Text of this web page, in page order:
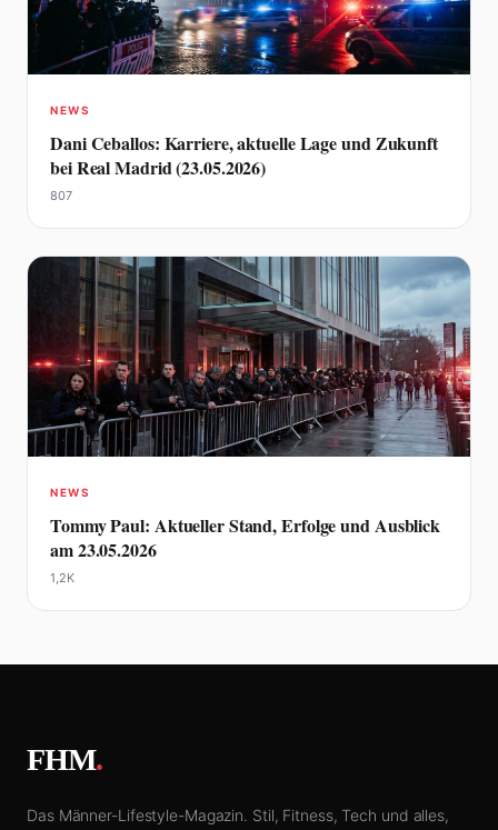
NEWS
Dani Ceballos: Karriere, aktuelle Lage und Zukunft
bei Real Madrid (23.05.2026)
807
NEWS
Tommy Paul: Aktueller Stand, Erfolge und Ausblick
am 23.05.2026
1,2K
FHM.
Das Männer-Lifestyle-Magazin. Stil, Fitness, Tech und alles,